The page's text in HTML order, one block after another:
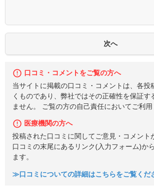
口コミ・コメントをご覧の方へ
当サイトに掲載の口コミ・コメントは、各投
くものであり、弊社ではその正確性を保証す
ません。 ご覧の方の自己責任においてご利用
医療機関の方へ
投稿された口コミに関してご意見・コメント
口コミの末尾にあるリンク(入力フォーム)か
ます。
≫口コミについての詳細はこちらをご覧くだ